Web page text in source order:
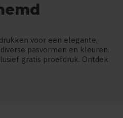
voor een elegante,
pasvormen en kleuren.
gratis proefdruk. Ontdek